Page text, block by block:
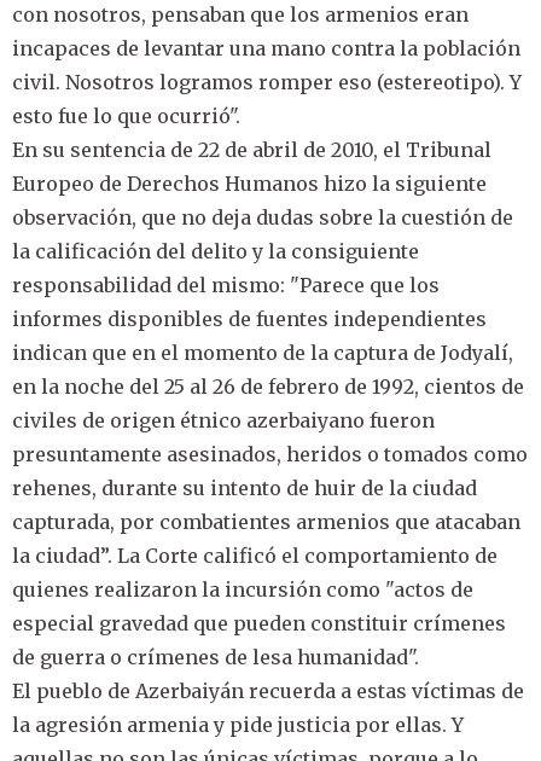
con nosotros, pensaban que los armenios eran
incapaces de levantar una mano contra la población
civil. Nosotros logramos romper eso (estereotipo). Y
esto fue lo que ocurrió".
En su sentencia de 22 de abril de 2010, el Tribunal
Europeo de Derechos Humanos hizo la siguiente
observación, que no deja dudas sobre la cuestión de
la calificación del delito y la consiguiente
responsabilidad del mismo: "Parece que los
informes disponibles de fuentes independientes
indican que en el momento de la captura de Jodyalí,
en la noche del 25 al 26 de febrero de 1992, cientos de
civiles de origen étnico azerbaiyano fueron
presuntamente asesinados, heridos o tomados como
rehenes, durante su intento de huir de la ciudad
capturada, por combatientes armenios que atacaban
la ciudad”. La Corte calificó el comportamiento de
quienes realizaron la incursión como "actos de
especial gravedad que pueden constituir crímenes
de guerra o crímenes de lesa humanidad".
El pueblo de Azerbaiyán recuerda a estas víctimas de
la agresión armenia y pide justicia por ellas. Y